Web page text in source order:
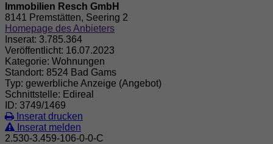
Immobilien Resch GmbH
8141 Premstätten, Seering 2
Homepage des Anbieters
Inserat: 3.785.364
Veröffentlicht: 16.07.2023
Kategorie: Wohnungen
Standort: 8524 Bad Gams
Typ: gewerbliche Anzeige (Angebot)
Schnittstelle: Edireal
ID: 3749/1469
Inserat drucken
Inserat melden
2.530-3.459-106-0-0-C